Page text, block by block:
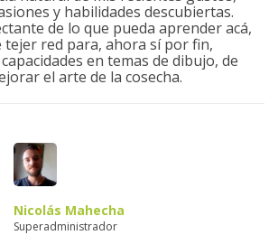
y habilidades descubiertas.
de lo que pueda aprender acá,
tejer red para, ahora sí por fin,
en temas de dibujo, de
el arte de la cosecha.
Nicolás Mahecha
Superadministrador